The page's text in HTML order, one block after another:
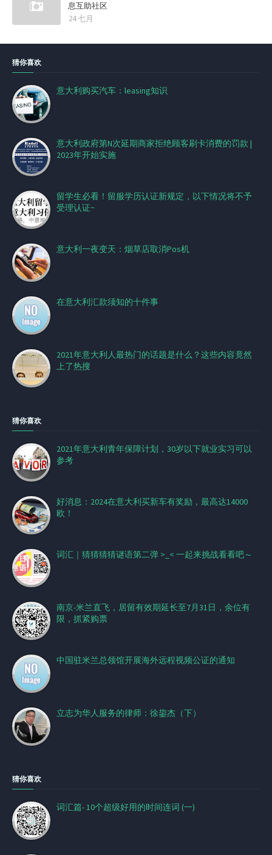
息互助社区
24 七月
猜你喜欢
意大利购买汽车：leasing知识
意大利政府第N次延期商家拒绝顾客刷卡消费的罚款 |
2023年开始实施
留学生必看！留服学历认证新规定，以下情况将不予
受理认证~
意大利一夜变天：烟草店取消Pos机
在意大利汇款须知的十件事
2021年意大利人最热门的话题是什么？这些内容竟然
上了热搜
猜你喜欢
2021年意大利青年保障计划，30岁以下就业实习可以
参考
好消息：2024在意大利买新车有奖励，最高达14000
欧！
词汇｜猜猜猜猜谜语第二弹 >_< 一起来挑战看看吧～
南京-米兰直飞，居留有效期延长至7月31日，余位有
限，抓紧购票
中国驻米兰总领馆开展海外远程视频公证的通知
立志为华人服务的律师：徐鋆杰（下）
猜你喜欢
词汇篇- 10个超级好用的时间连词 (一)